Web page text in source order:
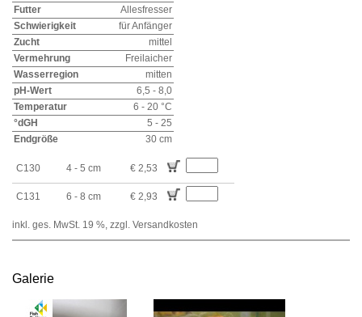
Futter
Allesfresser
Schwierigkeit
für Anfänger
Zucht
mittel
Vermehrung
Freilaicher
Wasserregion
mitten
pH-Wert
6,5 - 8,0
Temperatur
6 - 20 °C
°dGH
5 - 25
Endgröße
30 cm
C130 4 - 5 cm € 2,53
C131 6 - 8 cm € 2,93
inkl. ges. MwSt. 19 %, zzgl. Versandkosten
Galerie